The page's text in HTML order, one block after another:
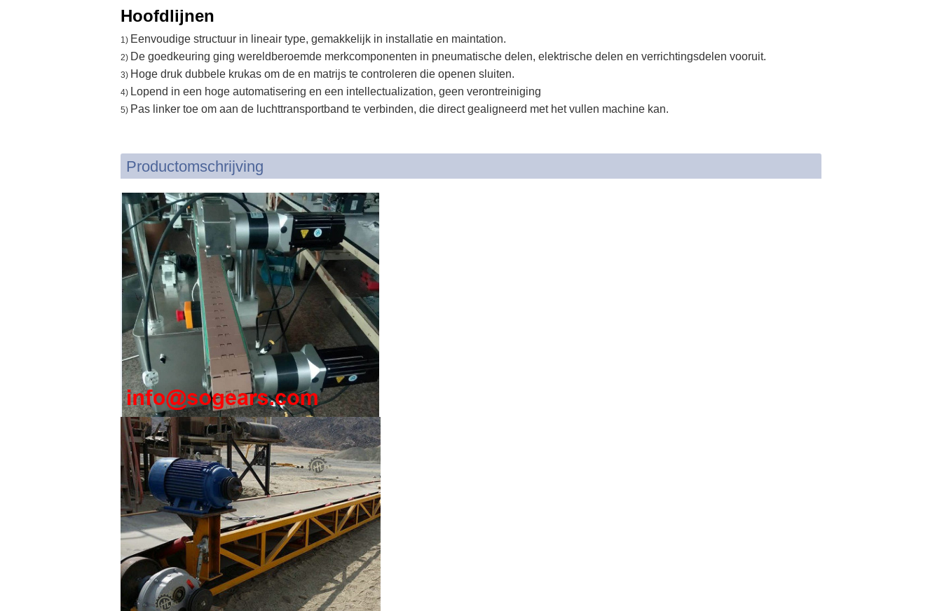
Hoofdlijnen
1) Eenvoudige structuur in lineair type, gemakkelijk in installatie en maintation.
2) De goedkeuring ging wereldberoemde merkcomponenten in pneumatische delen, elektrische delen en verrichtingsdelen vooruit.
3) Hoge druk dubbele krukas om de en matrijs te controleren die openen sluiten.
4) Lopend in een hoge automatisering en een intellectualization, geen verontreiniging
5) Pas linker toe om aan de luchttransportband te verbinden, die direct gealigneerd met het vullen machine kan.
Productomschrijving